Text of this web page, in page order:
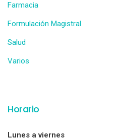
Farmacia
Formulación Magistral
Salud
Varios
Horario
Lunes a viernes